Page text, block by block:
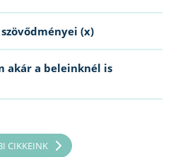
(x)
akár a beleinknél is
CIKKEINK